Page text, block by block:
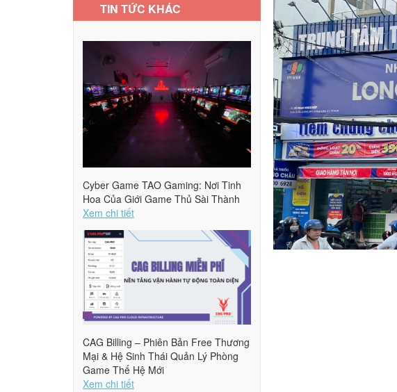
TIN TỨC KHÁC
Cyber Game TAO Gaming: Nơi Tinh
Hoa Của Giới Game Thủ Sài Thành
Xem chi tiết
CAG Billing – Phiên Bản Free Thương
Mại & Hệ Sinh Thái Quản Lý Phòng
Game Thế Hệ Mới
Xem chi tiết